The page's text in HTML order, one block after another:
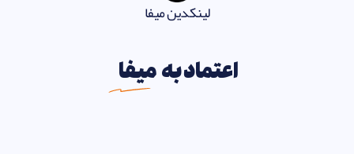
لینکدین میفا
اعتماد بهمیفا